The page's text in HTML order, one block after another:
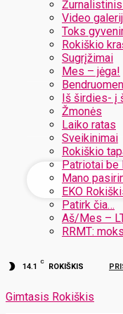
Video
Toks
Rokiškio
Sugrįžimai
Mes – jėga!
Iš širdies- į
Žmonės
Laiko ratas
Sveikinimai
Rokiškio
Patriotai be
Mano
EKO
Patirk čia…
Aš/Mes –
RRMT:
14.1
C
ROKIŠKIS
Gimtasis Rokiškis